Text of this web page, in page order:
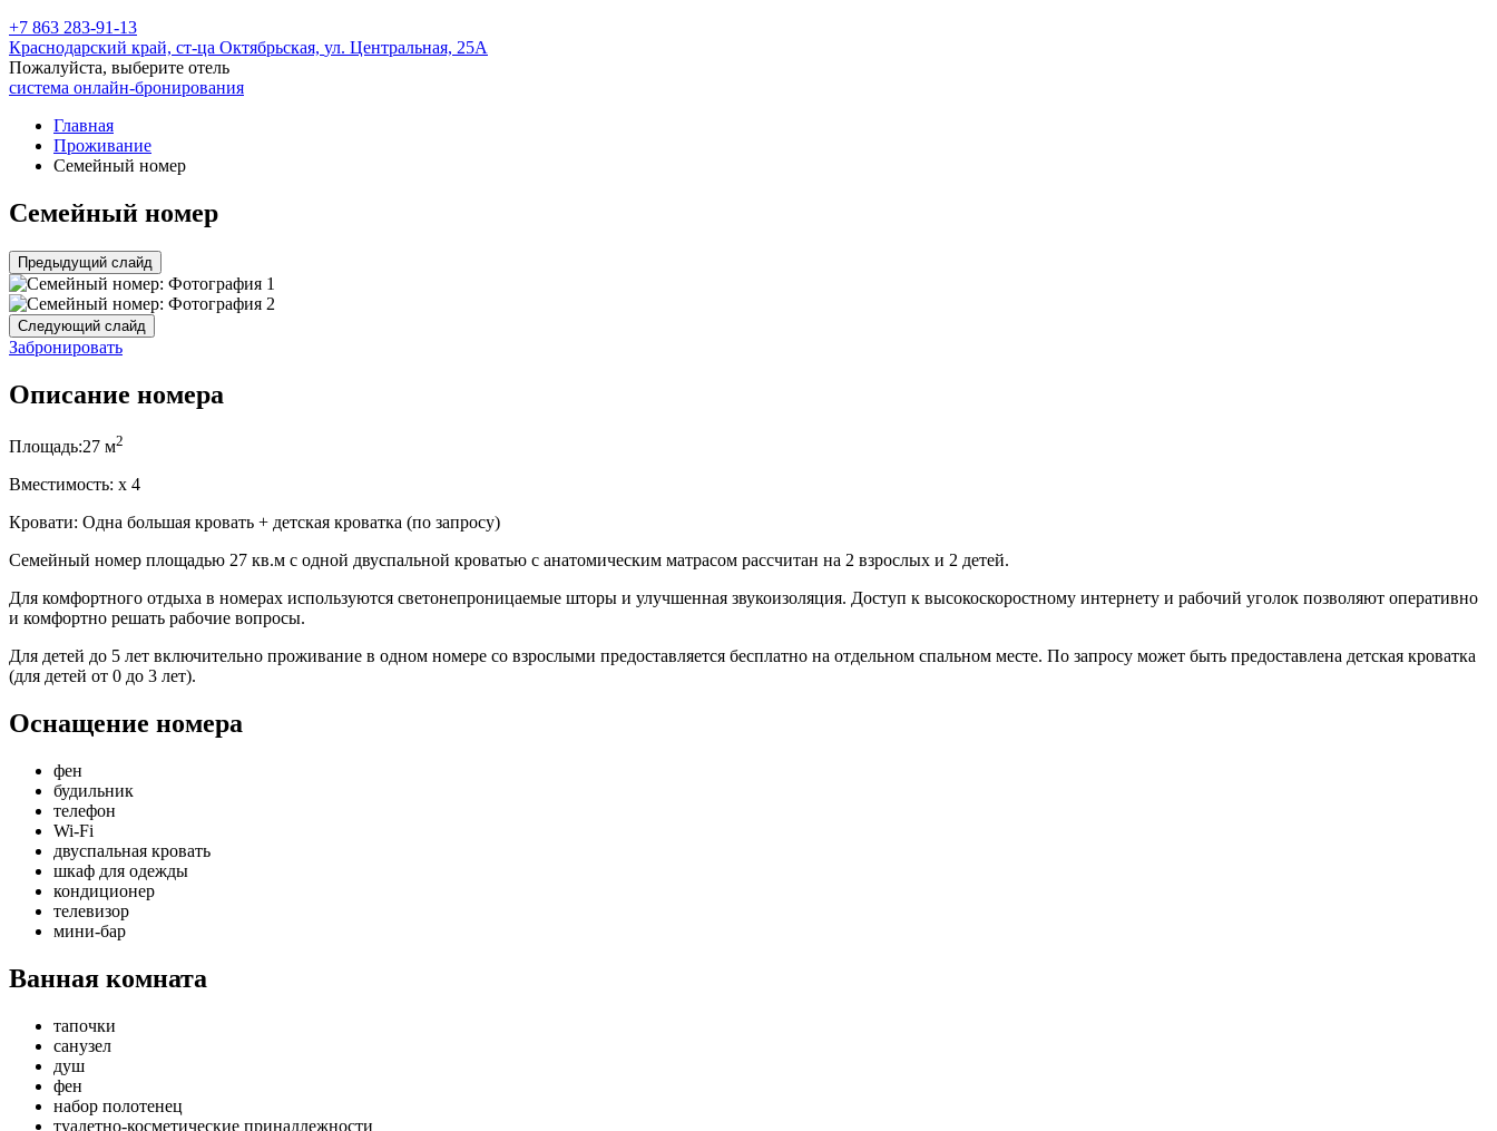
+7 863 283-91-13
Краснодарский край, ст-ца Октябрьская, ул. Центральная, 25А
Пожалуйста, выберите отель
система онлайн-бронирования
Главная
Проживание
Семейный номер
Семейный номер
Предыдущий слайд
Следующий слайд
Забронировать
Описание номера
Площадь:27 м2
Вместимость: x 4
Кровати: Одна большая кровать + детская кроватка (по запросу)
Семейный номер площадью 27 кв.м с одной двуспальной кроватью с анатомическим матрасом рассчитан на 2 взрослых и 2 детей.
Для комфортного отдыха в номерах используются светонепроницаемые шторы и улучшенная звукоизоляция. Доступ к высокоскоростному интернету и рабочий уголок позволяют оперативно
и комфортно решать рабочие вопросы.
Для детей до 5 лет включительно проживание в одном номере со взрослыми предоставляется бесплатно на отдельном спальном месте. По запросу может быть предоставлена детская кроватка
(для детей от 0 до 3 лет).
Оснащение номера
фен
будильник
телефон
Wi-Fi
двуспальная кровать
шкаф для одежды
кондиционер
телевизор
мини-бар
Ванная комната
тапочки
санузел
душ
фен
набор полотенец
туалетно-косметические принадлежности